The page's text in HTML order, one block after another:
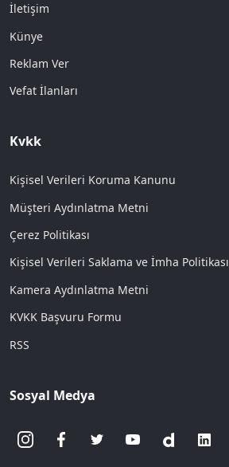
İletişim
Künye
Reklam Ver
Vefat İlanları
Kvkk
Kişisel Verileri Koruma Kanunu
Müşteri Aydınlatma Metni
Çerez Politikası
Kişisel Verileri Saklama ve İmha Politikası
Kamera Aydınlatma Metni
KVKK Başvuru Formu
RSS
Sosyal Medya